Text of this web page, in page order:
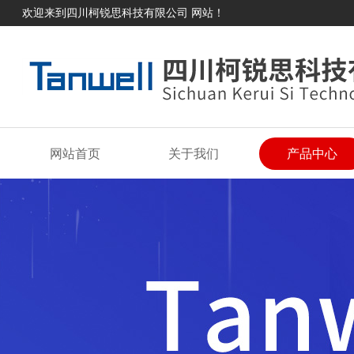
欢迎来到四川柯锐思科技有限公司 网站！
网站首页 关于我们 产品中心